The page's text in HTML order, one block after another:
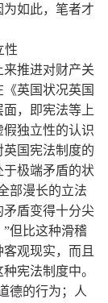
如此，笔者才
性
推进对财产关
英国状况英国
，即宪法等上
独立性的认识
国宪法制度的
极端矛盾的状
部漫长的立法
盾变得十分尖
但比这种滑稽
观现实，而且
宪法制度中。
德的行为；人